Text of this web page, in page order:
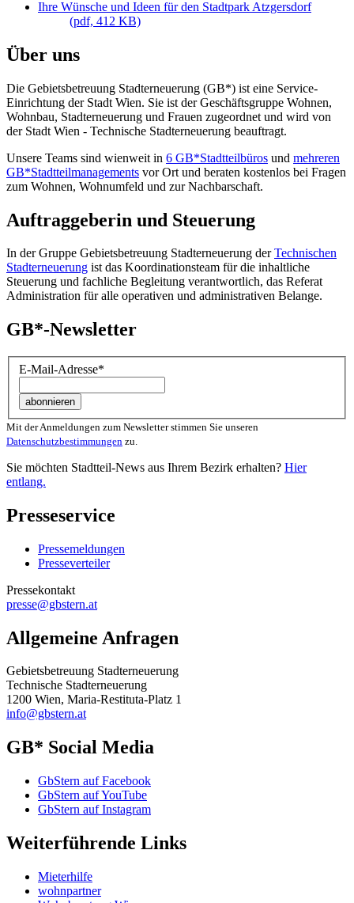
Ihre Wünsche und Ideen für den Stadtpark Atzgersdorf
(pdf, 412 KB)
Über uns
Die Gebietsbetreuung Stadterneuerung (GB*) ist eine Service-
Einrichtung der Stadt Wien. Sie ist der Geschäfts­gruppe Wohnen,
Wohnbau, Stadt­erneuerung und Frauen zugeordnet und wird von
der Stadt Wien - Technische Stadterneuerung beauftragt.
Unsere Teams sind wienweit in 6 GB*Stadtteilbüros und mehreren
GB*Stadtteilmanagements vor Ort und beraten kostenlos bei Fragen
zum Wohnen, Wohnumfeld und zur Nachbarschaft.
Auftraggeberin und Steuerung
In der Gruppe Gebietsbetreuung Stadterneuerung derTechnischen
Stadterneuerung ist das Koordinationsteam für die inhaltliche
Steuerung und fachliche Begleitung verantwortlich, das Referat
Administration für alle operativen und administrativen Belange.
GB*-Newsletter
E-Mail-Adresse*
Mit der Anmeldungen zum Newsletter stimmen Sie unseren
Datenschutzbestimmungen zu.
Sie möchten Stadtteil-News aus Ihrem Bezirk erhalten? Hier
entlang.
Presseservice
Pressemeldungen
Presseverteiler
Pressekontakt
presse@gbstern.at
Allgemeine Anfragen
Gebietsbetreuung Stadterneuerung
Technische Stadterneuerung
1200 Wien, Maria-Restituta-Platz 1
info@gbstern.at
GB* Social Media
GbStern auf Facebook
GbStern auf YouTube
GbStern auf Instagram
Weiterführende Links
Mieterhilfe
wohnpartner